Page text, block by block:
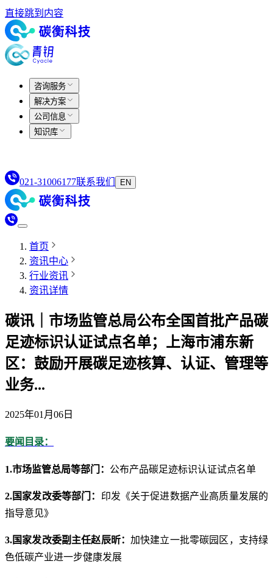
直接跳到内容
咨询服务
解决方案
公司信息
知识库
021-31006177联系我们 EN
首页
资讯中心
行业资讯
资讯详情
碳讯｜市场监管总局公布全国首批产品碳
足迹标识认证试点名单；上海市浦东新
区：鼓励开展碳足迹核算、认证、管理等
业务...
2025年01月06日
要闻目录：
1.市场监管总局等部门： 公布产品碳足迹标识认证试点名单
2.国家发改委等部门： 印发《关于促进数据产业高质量发展的
指导意见》
3.国家发改委副主任赵辰昕： 加快建立一批零碳园区，支持绿
色低碳产业进一步健康发展